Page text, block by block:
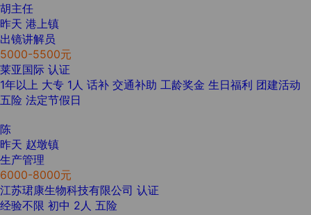
胡主任
昨天 港上镇
出镜讲解员
5000-5500元
莱亚国际 认证
1年以上 大专 1人 话补 交通补助 工龄奖金 生日福利 团建活动
五险 法定节假日
陈
昨天 赵墩镇
生产管理
6000-8000元
江苏珺康生物科技有限公司 认证
经验不限 初中 2人 五险